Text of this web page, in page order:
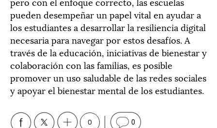
pueden desempeñar un papel vital en ayudar a
los estudiantes a desarrollar la resiliencia digital
necesaria para navegar por estos desafíos. A
través de la educación, iniciativas de bienestar y
colaboración con las familias, es posible
promover un uso saludable de las redes sociales
y apoyar el bienestar mental de los estudiantes.
0 0